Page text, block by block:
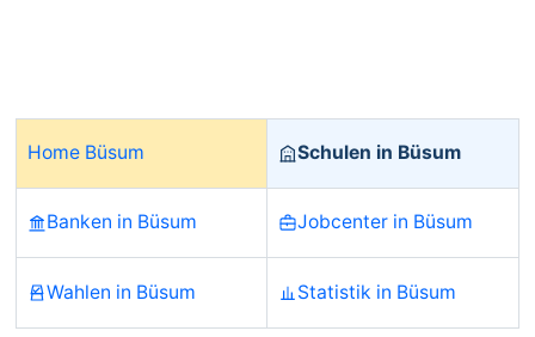
Home Büsum Schulen in Büsum
Banken in Büsum Jobcenter in Büsum
Wahlen in Büsum Statistik in Büsum